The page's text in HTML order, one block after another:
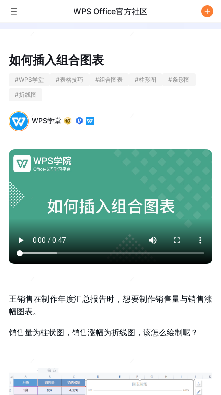
WPS Office官方社区
如何插入组合图表
#WPS学堂 #表格技巧 #组合图表 #柱形图 #条形图
#折线图
WPS学堂
王销售在制作年度汇总报告时，想要制作销售量与销售涨
幅图表。
销售量为柱状图，销售涨幅为折线图，该怎么绘制呢？